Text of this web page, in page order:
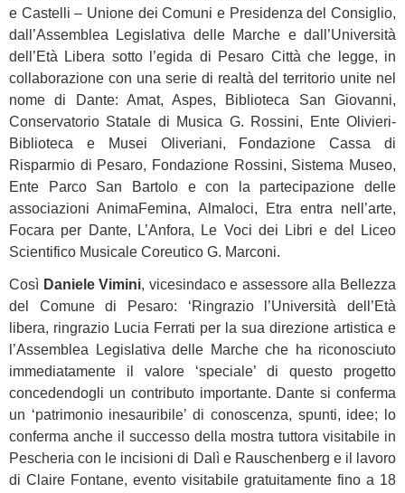
e Castelli – Unione dei Comuni e Presidenza del Consiglio,
dall’Assemblea Legislativa delle Marche e dall’Università
dell’Età Libera sotto l’egida di Pesaro Città che legge, in
collaborazione con una serie di realtà del territorio unite nel
nome di Dante: Amat, Aspes, Biblioteca San Giovanni,
Conservatorio Statale di Musica G. Rossini, Ente Olivieri-
Biblioteca e Musei Oliveriani, Fondazione Cassa di
Risparmio di Pesaro, Fondazione Rossini, Sistema Museo,
Ente Parco San Bartolo e con la partecipazione delle
associazioni AnimaFemina, Almaloci, Etra entra nell’arte,
Focara per Dante, L’Anfora, Le Voci dei Libri e del Liceo
Scientifico Musicale Coreutico G. Marconi.
Così Daniele Vimini, vicesindaco e assessore alla Bellezza
del Comune di Pesaro: ‘Ringrazio l’Università dell’Età
libera, ringrazio Lucia Ferrati per la sua direzione artistica e
l’Assemblea Legislativa delle Marche che ha riconosciuto
immediatamente il valore ‘speciale’ di questo progetto
concedendogli un contributo importante. Dante si conferma
un ‘patrimonio inesauribile’ di conoscenza, spunti, idee; lo
conferma anche il successo della mostra tuttora visitabile in
Pescheria con le incisioni di Dalì e Rauschenberg e il lavoro
di Claire Fontane, evento visitabile gratuitamente fino a 18